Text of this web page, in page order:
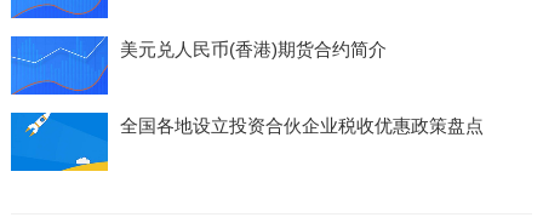
美元兑人民币(香港)期货合约简介
全国各地设立投资合伙企业税收优惠政策盘点